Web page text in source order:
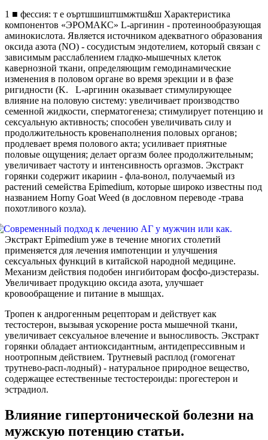
1 ■ фессия: т е оъртшшиштшмжтш&ш Характеристика
компонентов «ЭРОМАКС» L-аргинин - протеинообразующая
аминокислота. Является источником адекватного образования
оксида азота (NO) - сосудистым эндотелием, который связан с
зависимым расслаблением гладко-мышечных клеток
кавернозной ткани, определяющим гемодинамические
изменения в половом органе во время эрекции и в фазе
ригидности (K. L-аргинин оказывает стимулирующее
влияние на половую систему: увеличивает производство
семенной жидкости, сперматогенеза; стимулирует потенцию и
сексуальную активность; способен увеличивать силу и
продолжительность кровенаполнения половых органов;
продлевает время полового акта; усиливает приятные
половые ощущения; делает оргазм более продолжительным;
увеличивает частоту и интенсивность оргазмов. Экстракт
горянки содержит икариин - фла-вонол, получаемый из
растений семейства Epimedium, которые широко известны под
названием Horny Goat Weed (в дословном переводе -трава
похотливого козла).
Экстракт Epimedium уже в течение многих столетий
применяется для лечения импотенции и улучшения
сексуальных функций в китайской народной медицине.
Механизм действия подобен ингибиторам фосфо-диэстеразы.
Увеличивает продукцию оксида азота, улучшает
кровообращение и питание в мышцах.
Тропен к андрогенным рецепторам и действует как
тестостерон, вызывая ускорение роста мышечной ткани,
увеличивает сексуальное влечение и выносливость. Экстракт
горянки обладает антиоксидантным, антидепрессивным и
ноотропным действием. Трутневый расплод (гомогенат
трутнево-расп-лодный) - натуральное природное вещество,
содержащее естественные тестостероиды: прогестерон и
эстрадиол.
Влияние гипертонической болезни на
мужскую потенцию статьи.